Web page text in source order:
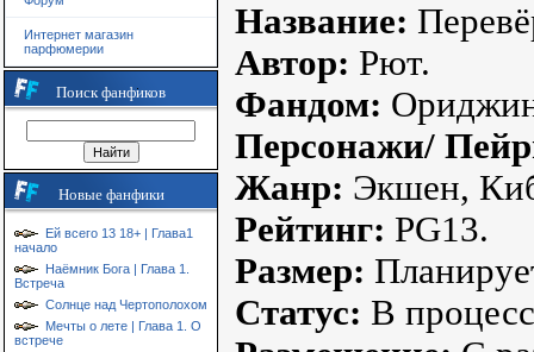
Интернет магазин
парфюмерии
Поиск фанфиков
Новые фанфики
Ей всего 13 18+ | Глава1
начало
Наёмник Бога | Глава 1.
Встреча
Солнце над Чертополохом
Мечты о лете | Глава 1. О
встрече
Название:
Автор: Рют.
Фандом:
Персонажи/
Жанр: Экшен,
Рейтинг: PG13.
Размер:
Статус: В